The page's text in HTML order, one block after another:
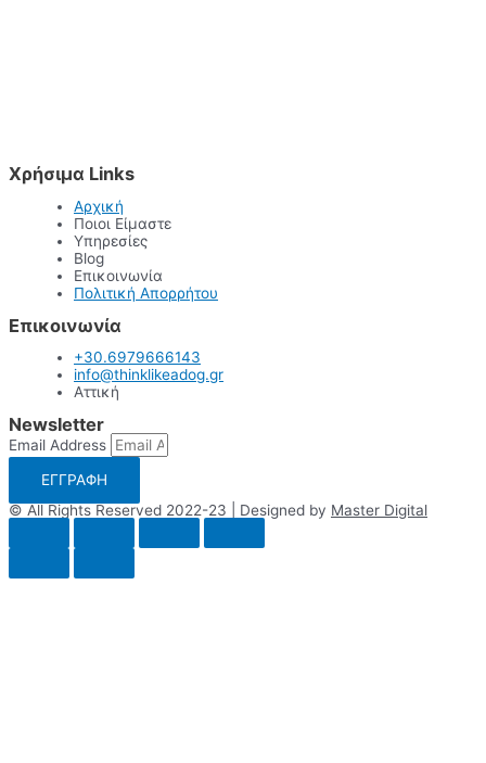
Χρήσιμα Links
Αρχική
Ποιοι Είμαστε
Υπηρεσίες
Blog
Επικοινωνία
Πολιτική Απορρήτου
Επικοινωνία
+30.6979666143
info@thinklikeadog.gr
Αττική
Newsletter
Email Address
ΕΓΓΡΑΦΗ
© All Rights Reserved 2022-23 | Designed by Master Digital